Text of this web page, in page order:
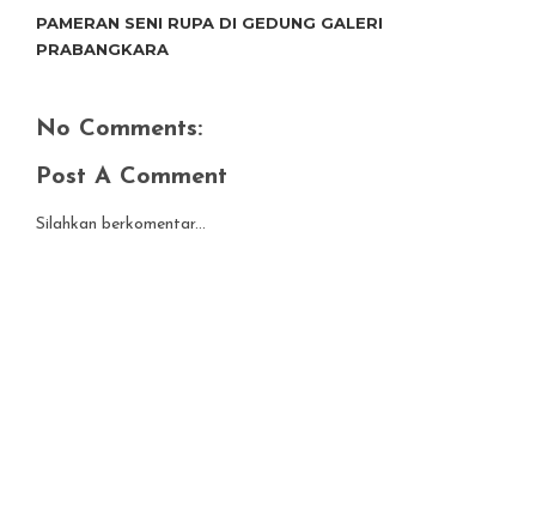
PAMERAN SENI RUPA DI GEDUNG GALERI
PRABANGKARA
No Comments:
Post A Comment
Silahkan berkomentar...